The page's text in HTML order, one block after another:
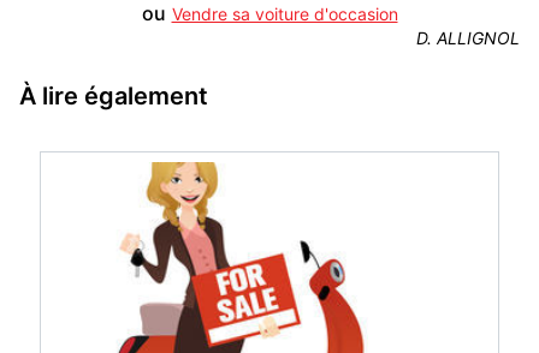
ou Vendre sa voiture d'occasion
D. ALLIGNOL
À lire également